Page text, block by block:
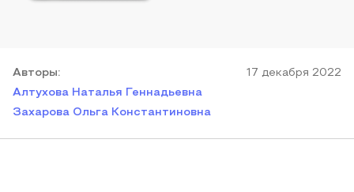
Авторы:
Алтухова Наталья Геннадьевна
Захарова Ольга Константиновна
17 декабря 2022